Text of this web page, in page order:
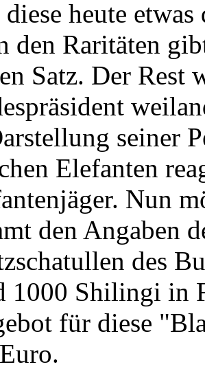
heute
den Raritäten
Satz. Der Rest
seiner
Elefanten
Nun
den Angaben
des
1000 Shilingi in
für diese